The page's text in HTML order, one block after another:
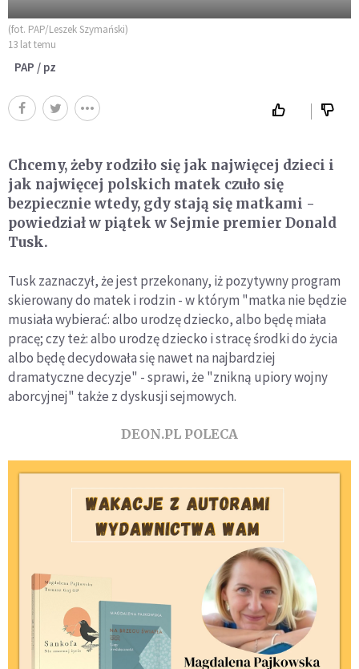
(fot. PAP/Leszek Szymański)
13 lat temu
PAP / pz
Chcemy, żeby rodziło się jak najwięcej dzieci i
jak najwięcej polskich matek czuło się
bezpiecznie wtedy, gdy stają się matkami -
powiedział w piątek w Sejmie premier Donald
Tusk.
Tusk zaznaczył, że jest przekonany, iż pozytywny program
skierowany do matek i rodzin - w którym "matka nie będzie
musiała wybierać: albo urodzę dziecko, albo będę miała
pracę; czy też: albo urodzę dziecko i stracę środki do życia
albo będę decydowała się nawet na najbardziej
dramatyczne decyzje" - sprawi, że "znikną upiory wojny
aborcyjnej" także z dyskusji sejmowych.
DEON.PL POLECA